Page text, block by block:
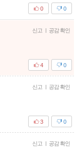
0
0
신고 | 공감 확인
0
4
신고 | 공감 확인
0
3
신고 | 공감 확인